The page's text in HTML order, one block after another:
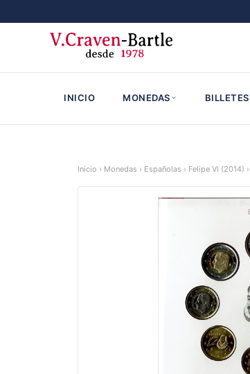
INICIO MONEDAS BILLETES
Inicio › Monedas › Españolas › Felipe VI (2014) ›